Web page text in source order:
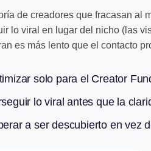
de creadores que fracasan al
lo viral en lugar del nicho (las
es más lento que el contacto
solo para el Creator
lo viral antes que la
a ser descubierto en vez